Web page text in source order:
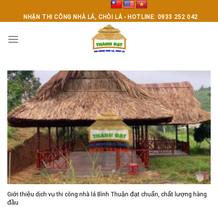
NHẬN THI CÔNG NHÀ LÁ, CHÒI LÁ - HOTLINE: 0933 252 042
Giới thiệu dịch vụ thi công nhà lá Bình Thuận đạt chuẩn, chất lượng hàng
đầu